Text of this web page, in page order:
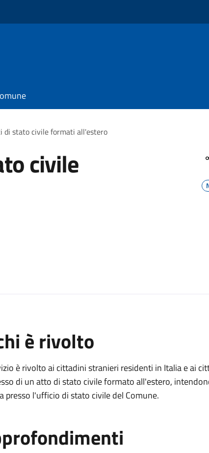
di stato civile formati all'estero
civile
è rivolto
è rivolto ai cittadini stranieri residenti in Italia e ai
di un atto di stato civile formato all'estero,
presso l'ufficio di stato civile del Comune.